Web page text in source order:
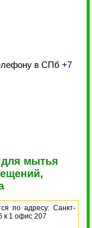
в СПб+7
мытья
по адресу: Санкт-
к 1 офис 207